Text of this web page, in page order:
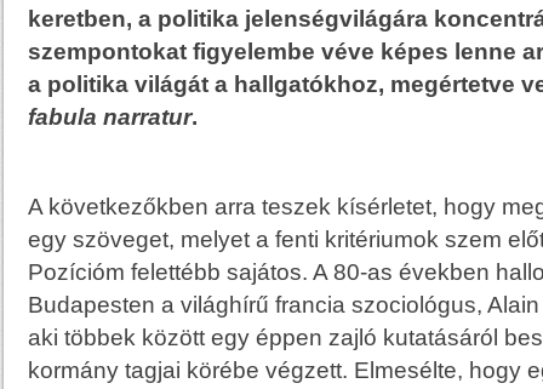
keretben, a politika jelenségvilágára
szempontokat figyelembe véve képes lenne
a politika világát a hallgatókhoz, megértetve
fabula narratur.
A következőkben arra teszek kísérletet, hogy
egy szöveget, melyet a fenti kritériumok szem
Pozícióm felettébb sajátos. A 80-as években
Budapesten a világhírű francia szociológus,
aki többek között egy éppen zajló kutatásáról
kormány tagjai körébe végzett. Elmesélte, hogy